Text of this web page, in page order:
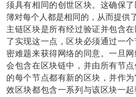
须具有相同的创世区块。这确保
簿对每个人都是相同的，从而提供
主链区块是所有经过验证并包含
了实现这一点，区块必须通过一
密难题来获得网络的同意。一旦
会包含在区块链中，并由所有节
的每个节点都有新的区块，并作
效区块都包含一系列与该区块一起